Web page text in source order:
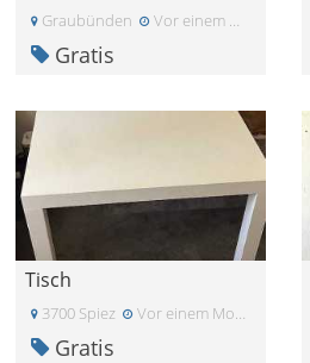
Graubünden Vor einem Monat
Gratis
Tisch
3700 Spiez Vor einem Monat
Gratis